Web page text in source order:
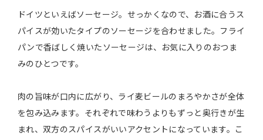
ドイツといえばソーセージ。せっかくなので、お酒に合うス
パイスが効いたタイプのソーセージを合わせました。フライ
パンで香ばしく焼いたソーセージは、お気に入りのおつま
みのひとつです。
肉の旨味が口内に広がり、ライ麦ビールのまろやかさが全体
を包み込みます。それぞれで味わうよりもずっと奥行きが生
まれ、双方のスパイスがいいアクセントになっています。こ